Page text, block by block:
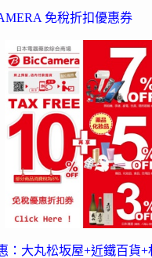
免稅折扣優惠券
：大丸松坂屋+近鐵百貨+